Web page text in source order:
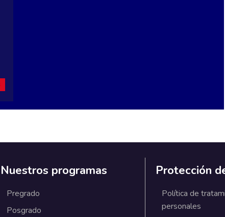
Nuestros programas
Pregrado
Posgrado
Protección
Política de
personales